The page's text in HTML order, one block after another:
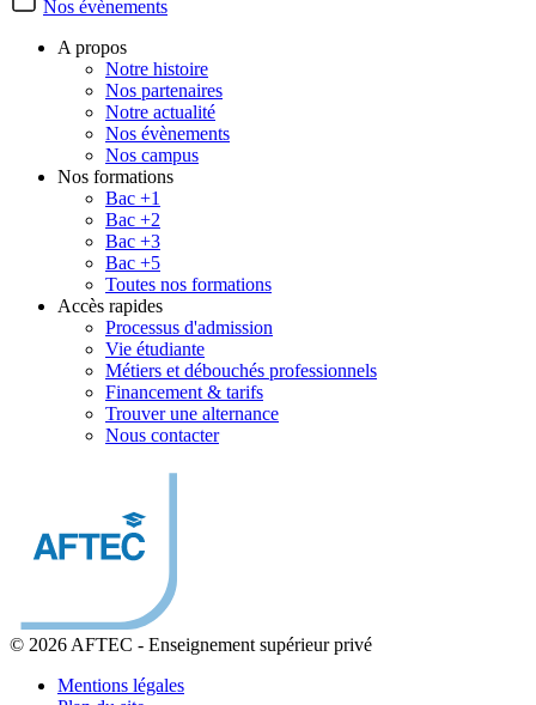
Nos évènements
A propos
Notre histoire
Nos partenaires
Notre actualité
Nos évènements
Nos campus
Nos formations
Bac +1
Bac +2
Bac +3
Bac +5
Toutes nos formations
Accès rapides
Processus d'admission
Vie étudiante
Métiers et débouchés professionnels
Financement & tarifs
Trouver une alternance
Nous contacter
© 2026 AFTEC - Enseignement supérieur privé
Mentions légales